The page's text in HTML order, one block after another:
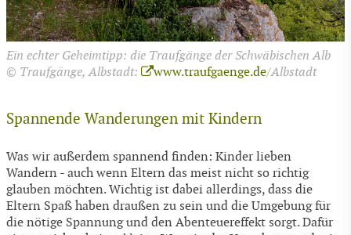
Ein echter Geheimtipp: die Traufgänge der Schwäbischen Alb
© Traufgänge, Albstadt:
www.traufgaenge.de/Albstadt
Spannende Wanderungen mit Kindern
Was wir außerdem spannend finden: Kinder lieben
Wandern - auch wenn Eltern das meist nicht so richtig
glauben möchten. Wichtig ist dabei allerdings, dass die
Eltern Spaß haben draußen zu sein und die Umgebung für
die nötige Spannung und den Abenteuereffekt sorgt. Dafür